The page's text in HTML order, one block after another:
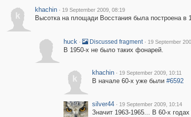
k
khachin · 19 September 2009, 08:19
Высотка на площади Восстания была построена в
huck · Discussed fragment · 19 September
В 1950-х не было таких фонарей.
k
khachin · 19 September 2009, 10:11
В начале 60-х уже были #6592
silver44 · 19 September 2009, 10:14
Значит 1963-1965... В 60-х